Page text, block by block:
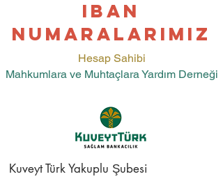
IBAN
NUMARALARIMIZ
Hesap Sahibi
Mahkumlara ve Muhtaçlara Yardım Derneği
Kuveyt Türk Yakuplu Şubesi